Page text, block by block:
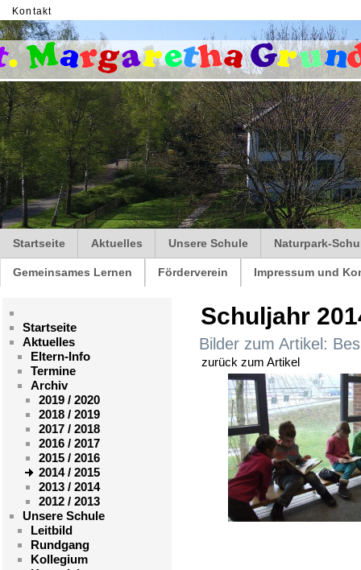
Kontakt
Startseite Aktuelles Unsere Schule Naturpark-
Gemeinsames Lernen Förderverein Impressum und
Schuljahr
Bilder zum Artikel:
zurück zum Artikel
Startseite
Aktuelles
Eltern-Info
Termine
Archiv
2019 / 2020
2018 / 2019
2017 / 2018
2016 / 2017
2015 / 2016
2014 / 2015
2013 / 2014
2012 / 2013
Unsere Schule
Leitbild
Rundgang
Kollegium